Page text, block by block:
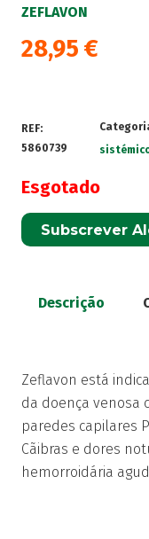
ZEFLAVON
28,95 €
REF:
5860739
Esgotado
Subscrever
Descrição
Zeflavon está
da doença venosa
paredes capilares
Cãibras e dores
hemorroidária